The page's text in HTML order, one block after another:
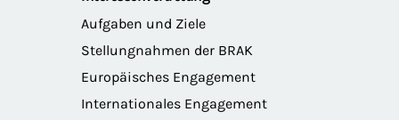
Aufgaben und Ziele
Stellungnahmen der BRAK
Europäisches Engagement
Internationales Engagement